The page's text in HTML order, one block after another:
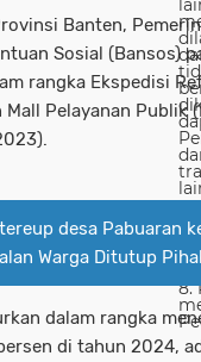
Banten,
Sosial (Bansos)
rangka Ekspedisi
Pelayanan Publik
desa Pabuaran
Warga Ditutup
dalam rangka
di tahun 2024,